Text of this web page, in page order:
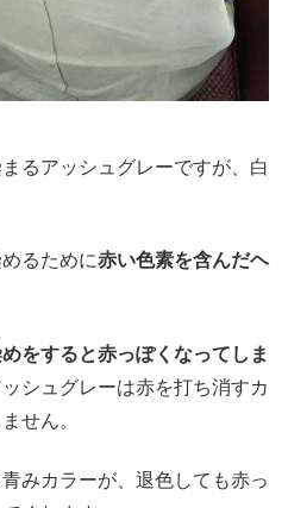
るアッシュグレーですが、白
るために赤い色素を含んだヘ
をすると赤っぽくなってしま
シュグレーは赤を打ち消すカ
せん。
みカラーが、退色しても赤っ